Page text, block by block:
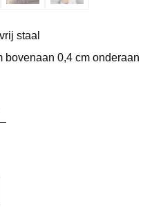
staal
bovenaan 0,4 cm onderaan